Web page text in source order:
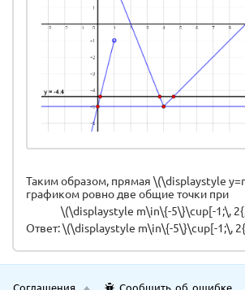
Таким образом, прямая \(\displaystyle
графиком ровно две общие точки при
\(\displaystyle m\in\{-5\}\cup[-1;\,
Ответ: \(\displaystyle m\in\{-5\}\cup[-1;\,
Соглашения Сообщить об ошибке